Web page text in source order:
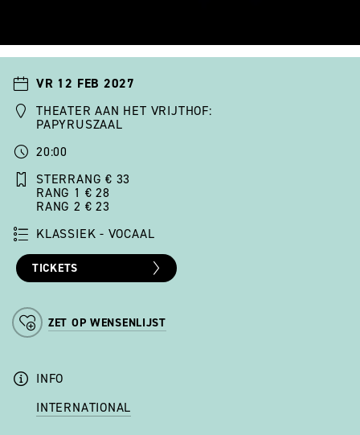
VR 12 FEB 2027
THEATER AAN HET VRIJTHOF:
PAPYRUSZAAL
20:00
STERRANG € 33
RANG 1 € 28
RANG 2 € 23
KLASSIEK - VOCAAL
TICKETS
ZET OP WENSENLIJST
INFO
INTERNATIONAL